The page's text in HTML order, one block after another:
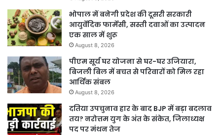
भोपाल में बनेगी प्रदेश की दूसरी सरकारी
आयुर्वेदिक फार्मेसी, सस्ती दवाओं का उत्पादन
एक साल में शुरू
August 8, 2026
पीएम सूर्य घर योजना से घर-घर उजियारा,
बिजली बिल में बचत से परिवारों को मिल रहा
आर्थिक संबल
August 8, 2026
दतिया उपचुनाव हार के बाद BJP में बड़ा बदलाव
तय? नरोत्तम युग के अंत के संकेत, जिलाध्यक्ष
पद पर मंथन तेज